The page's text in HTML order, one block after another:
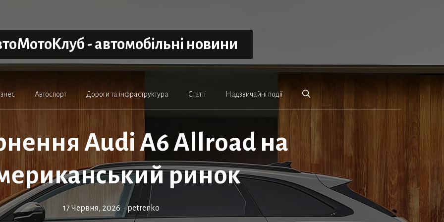
- автомобільні новини
Автоспорт Дороги та інфраструктура Статті Надзвичайні події
Audi A6 Allroad на
ринок
17 Червня, 2026 • petrenko